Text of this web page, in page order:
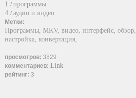
1 / программы
4 / аудио и видео
Метки:
Программы, MKV, видео, интерфейс, обзор,
настройка, конвертация,
просмотров: 3829
комментариев: Link
рейтинг: 3